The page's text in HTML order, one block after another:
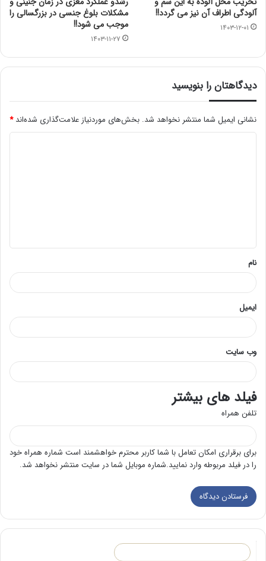
آلودگی اطراف آن نیز می گردد!!
۱۴۰۳-۱۲-۰۱
مشکلات بلوغ جنسی در بزرگسالی را
موجب می شود!!
۱۴۰۳-۱۱-۲۷
دیدگاهتان را بنویسید
نشانی ایمیل شما منتشر نخواهد شد. بخش‌های موردنیاز علامت‌گذاری شده‌اند*
*
نام
ایمیل
وب‌ سایت
فیلد های بیشتر
تلفن همراه
برای برقراری امکان تعامل با شما کاربر محترم خواهشمند است شماره همراه خود
را در فیلد مربوطه وارد نمایید.شماره موبایل شما در سایت منتشر نخواهد شد.